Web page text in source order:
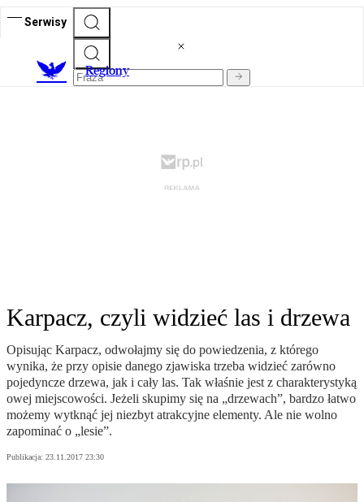
Serwisy
Regiony
Karpacz, czyli widzieć las i drzewa
Opisując Karpacz, odwołajmy się do powiedzenia, z którego
wynika, że przy opisie danego zjawiska trzeba widzieć zarówno
pojedyncze drzewa, jak i cały las. Tak właśnie jest z charakterystyką
owej miejscowości. Jeżeli skupimy się na „drzewach”, bardzo łatwo
możemy wytknąć jej niezbyt atrakcyjne elementy. Ale nie wolno
zapominać o „lesie”.
Publikacja: 23.11.2017 23:30